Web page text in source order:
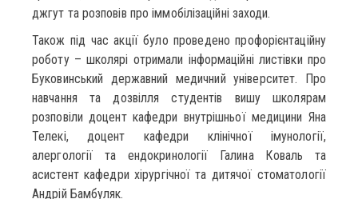
джгут та розповів про іммобілізаційні заходи.
Також під час акції було проведено профорієнтаційну
роботу – школярі отримали інформаційні листівки про
Буковинський державний медичний університет. Про
навчання та дозвілля студентів вишу школярам
розповіли доцент кафедри внутрішньої медицини Яна
Телекі, доцент кафедри клінічної імунології,
алергології та ендокринології Галина Коваль та
асистент кафедри хірургічної та дитячої стоматології
Андрій Бамбуляк.